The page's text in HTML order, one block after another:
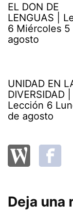
EL DON DE
LENGUAS |
6 Miércoles 5
agosto
UNIDAD EN
DIVERSIDAD |
Lección 6
de agosto
Deja una